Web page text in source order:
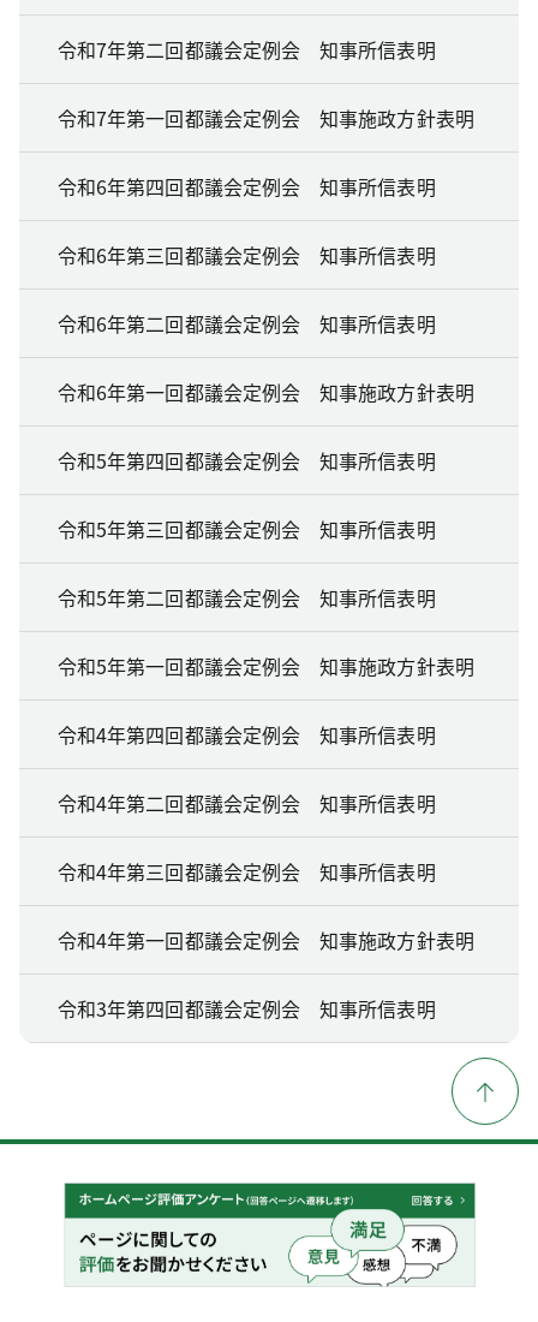
令和7年第二回都議会定例会 知事所信表明
令和7年第一回都議会定例会 知事施政方針表明
令和6年第四回都議会定例会 知事所信表明
令和6年第三回都議会定例会 知事所信表明
令和6年第二回都議会定例会 知事所信表明
令和6年第一回都議会定例会 知事施政方針表明
令和5年第四回都議会定例会 知事所信表明
令和5年第三回都議会定例会 知事所信表明
令和5年第二回都議会定例会 知事所信表明
令和5年第一回都議会定例会 知事施政方針表明
令和4年第四回都議会定例会 知事所信表明
令和4年第二回都議会定例会 知事所信表明
令和4年第三回都議会定例会 知事所信表明
令和4年第一回都議会定例会 知事施政方針表明
令和3年第四回都議会定例会 知事所信表明